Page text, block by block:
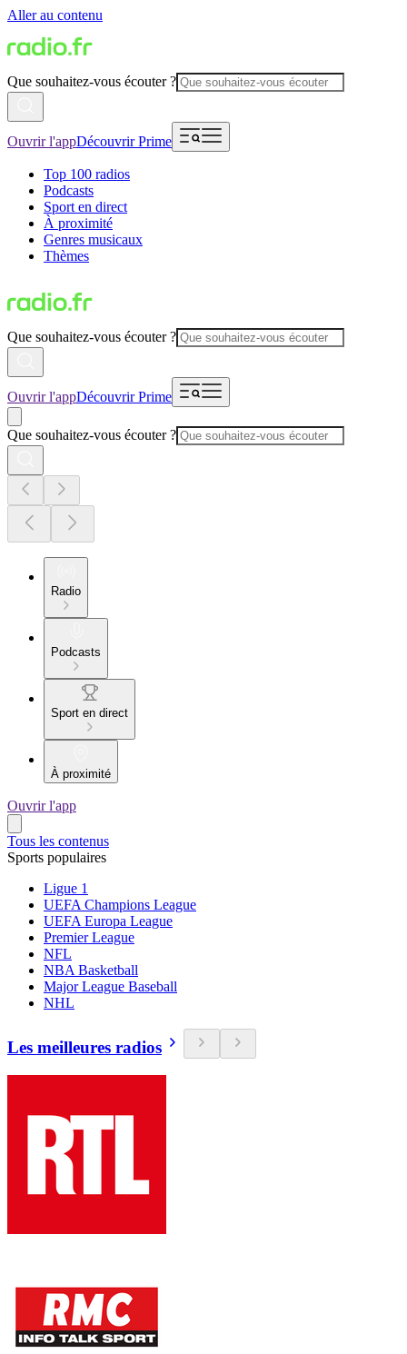
Aller au contenu
Que souhaitez-vous écouter ?
Ouvrir l'appDécouvrir Prime
Top 100 radios
Podcasts
Sport en direct
À proximité
Genres musicaux
Thèmes
Que souhaitez-vous écouter ?
Ouvrir l'appDécouvrir Prime
Que souhaitez-vous écouter ?
Radio
Podcasts
Sport en direct
À proximité
Ouvrir l'app
Tous les contenus
Sports populaires
Ligue 1
UEFA Champions League
UEFA Europa League
Premier League
NFL
NBA Basketball
Major League Baseball
NHL
Les meilleures radios